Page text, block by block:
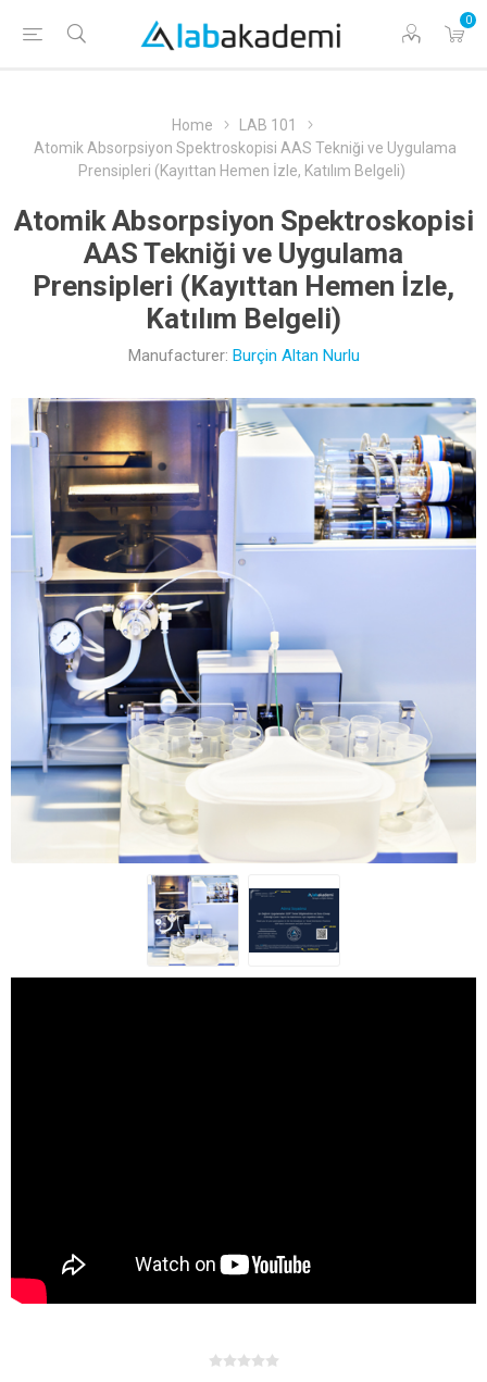
0
Home
LAB 101
Atomik Absorpsiyon Spektroskopisi AAS Tekniği ve Uygulama
Prensipleri (Kayıttan Hemen İzle, Katılım Belgeli)
Atomik Absorpsiyon Spektroskopisi
AAS Tekniği ve Uygulama
Prensipleri (Kayıttan Hemen İzle,
Katılım Belgeli)
Manufacturer: Burçin Altan Nurlu